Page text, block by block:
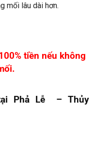
mối lâu dài hơn.
tiền nếu không
Phả Lễ – Thủy